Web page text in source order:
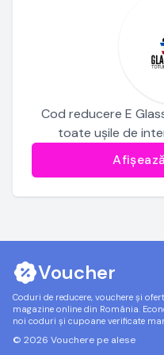
Cod reducere E
toate ușile de
Voucher
Coduri de reducere, vouchere și
magazine online din România.
noi coduri și cupoane verificate
© 2026 Vouchere pe alese